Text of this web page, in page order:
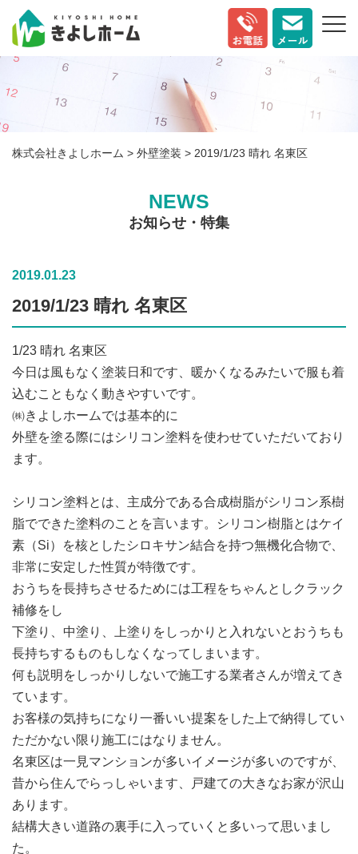
株式会社きよしホーム > 外壁塗装 > 2019/1/23 晴れ 名東区
NEWS
お知らせ・特集
2019.01.23
2019/1/23 晴れ 名東区
1/23 晴れ 名東区
今日は風もなく塗装日和です、暖かくなるみたいで服も着
込むこともなく動きやすいです。
㈱きよしホームでは基本的に
外壁を塗る際にはシリコン塗料を使わせていただいており
ます。
シリコン塗料とは、主成分である合成樹脂がシリコン系樹
脂でできた塗料のことを言います。シリコン樹脂とはケイ
素（Si）を核としたシロキサン結合を持つ無機化合物で、
非常に安定した性質が特徴です。
おうちを長持ちさせるためには工程をちゃんとしクラック
補修をし
下塗り、中塗り、上塗りをしっかりと入れないとおうちも
長持ちするものもしなくなってしまいます。
何も説明をしっかりしないで施工する業者さんが増えてき
ています。
お客様の気持ちになり一番いい提案をした上で納得してい
ただかない限り施工にはなりません。
名東区は一見マンションが多いイメージが多いのですが、
昔から住んでらっしゃいます、戸建ての大きなお家が沢山
あります。
結構大きい道路の裏手に入っていくと多いって思いまし
た。